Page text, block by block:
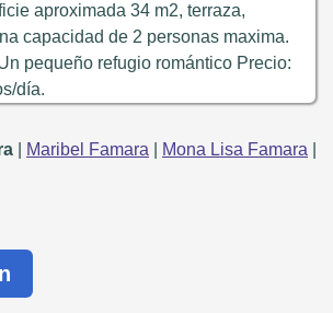
aproximada 34 m2, terraza,
capacidad de 2 personas maxima.
pequeño refugio romántico Precio:
día.
Maribel Famara Mona Lisa Famara